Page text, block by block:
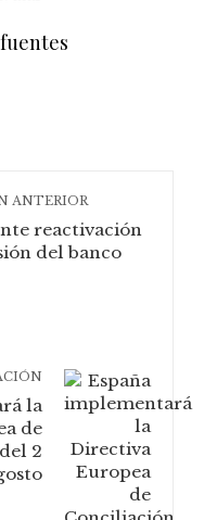
ANTERIOR
reactivación
del banco
la
de
2